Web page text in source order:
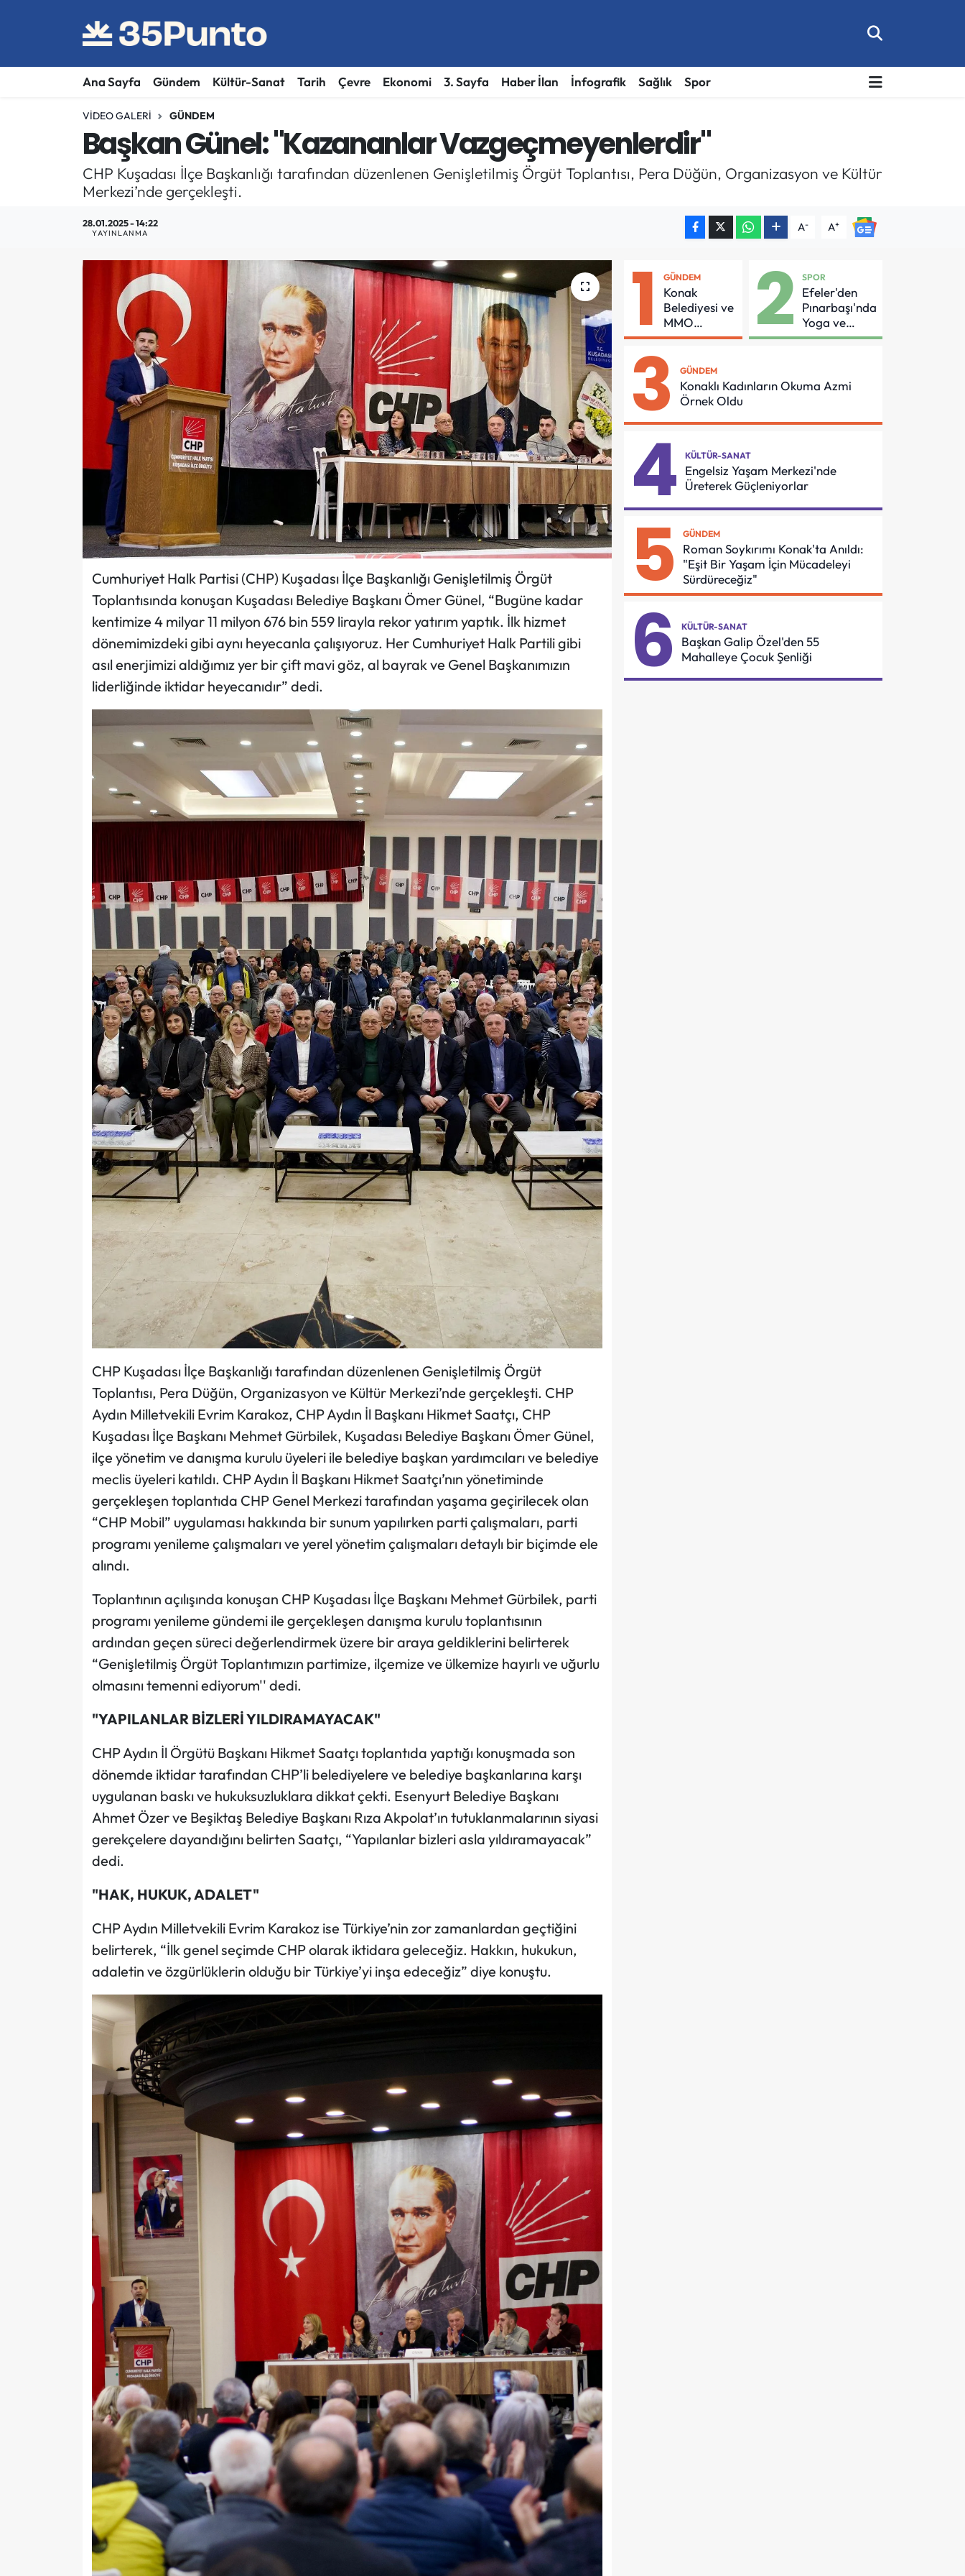
Ana Sayfa Gündem Kültür-Sanat Tarih Çevre Ekonomi 3. Sayfa Haber İlan İnfografik Sağlık Spor
VIDEO GALERI GÜNDEM
Başkan Günel: "Kazananlar Vazgeçmeyenlerdir"
CHP Kuşadası İlçe Başkanlığı tarafından düzenlenen Genişletilmiş Örgüt Toplantısı, Pera Düğün, Organizasyon ve Kültür
Merkezi’nde gerçekleşti.
28.01.2025 - 14:22
YAYINLANMA A- A+
Cumhuriyet Halk Partisi (CHP) Kuşadası İlçe Başkanlığı Genişletilmiş Örgüt
Toplantısında konuşan Kuşadası Belediye Başkanı Ömer Günel, “Bugüne kadar
kentimize 4 milyar 11 milyon 676 bin 559 lirayla rekor yatırım yaptık. İlk hizmet
dönemimizdeki gibi aynı heyecanla çalışıyoruz. Her Cumhuriyet Halk Partili gibi
asıl enerjimizi aldığımız yer bir çift mavi göz, al bayrak ve Genel Başkanımızın
liderliğinde iktidar heyecanıdır” dedi.
CHP Kuşadası İlçe Başkanlığı tarafından düzenlenen Genişletilmiş Örgüt
Toplantısı, Pera Düğün, Organizasyon ve Kültür Merkezi’nde gerçekleşti. CHP
Aydın Milletvekili Evrim Karakoz, CHP Aydın İl Başkanı Hikmet Saatçı, CHP
Kuşadası İlçe Başkanı Mehmet Gürbilek, Kuşadası Belediye Başkanı Ömer Günel,
ilçe yönetim ve danışma kurulu üyeleri ile belediye başkan yardımcıları ve belediye
meclis üyeleri katıldı. CHP Aydın İl Başkanı Hikmet Saatçı’nın yönetiminde
gerçekleşen toplantıda CHP Genel Merkezi tarafından yaşama geçirilecek olan
“CHP Mobil” uygulaması hakkında bir sunum yapılırken parti çalışmaları, parti
programı yenileme çalışmaları ve yerel yönetim çalışmaları detaylı bir biçimde ele
alındı.
Toplantının açılışında konuşan CHP Kuşadası İlçe Başkanı Mehmet Gürbilek, parti
programı yenileme gündemi ile gerçekleşen danışma kurulu toplantısının
ardından geçen süreci değerlendirmek üzere bir araya geldiklerini belirterek
“Genişletilmiş Örgüt Toplantımızın partimize, ilçemize ve ülkemize hayırlı ve uğurlu
olmasını temenni ediyorum'' dedi.
"YAPILANLAR BİZLERİ YILDIRAMAYACAK"
CHP Aydın İl Örgütü Başkanı Hikmet Saatçı toplantıda yaptığı konuşmada son
dönemde iktidar tarafından CHP’li belediyelere ve belediye başkanlarına karşı
uygulanan baskı ve hukuksuzluklara dikkat çekti. Esenyurt Belediye Başkanı
Ahmet Özer ve Beşiktaş Belediye Başkanı Rıza Akpolat’ın tutuklanmalarının siyasi
gerekçelere dayandığını belirten Saatçı, “Yapılanlar bizleri asla yıldıramayacak”
dedi.
"HAK, HUKUK, ADALET"
CHP Aydın Milletvekili Evrim Karakoz ise Türkiye’nin zor zamanlardan geçtiğini
belirterek, “İlk genel seçimde CHP olarak iktidara geleceğiz. Hakkın, hukukun,
adaletin ve özgürlüklerin olduğu bir Türkiye’yi inşa edeceğiz” diye konuştu.
1 GÜNDEM
Konak
Belediyesi ve
MMO
Arasında
Güvenliği İçin
Önemli
Protokol
2 SPOR
Efeler'den
Pınarbaşı'nda
Yoga ve
Pilates
3 GÜNDEM
Konaklı Kadınların Okuma Azmi
Örnek Oldu
4 KÜLTÜR-SANAT
Engelsiz Yaşam Merkezi'nde
Üreterek Güçleniyorlar
5 GÜNDEM
Roman Soykırımı Konak'ta Anıldı:
"Eşit Bir Yaşam İçin Mücadeleyi
Sürdüreceğiz"
6 KÜLTÜR-SANAT
Başkan Galip Özel'den 55
Mahalleye Çocuk Şenliği